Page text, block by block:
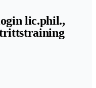
lic.phil.,